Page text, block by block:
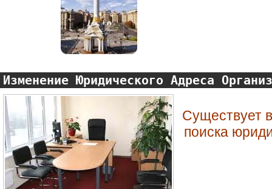
Изменение Юридического Адреса
Существует
поиска